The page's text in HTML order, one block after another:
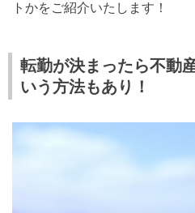
トかをご紹介いたします！
転勤が決まったら不動
いう方法もあり！